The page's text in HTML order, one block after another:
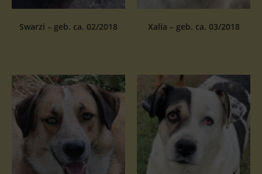
Swarzi – geb. ca. 02/2018 Xalia – geb. ca. 03/2018